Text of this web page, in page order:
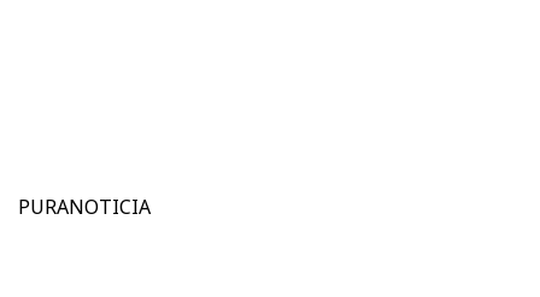
PURANOTICIA